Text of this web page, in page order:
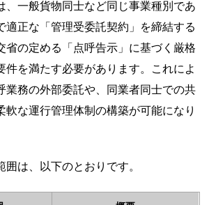
、一般貨物同士など同じ事業種別であ
適正な「管理受委託契約」を締結する
省の定める「点呼告示」に基づく厳格
件を満たす必要があります。これによ
業務の外部委託や、同業者同士での共
軟な運行管理体制の構築が可能になり
は、以下のとおりです。